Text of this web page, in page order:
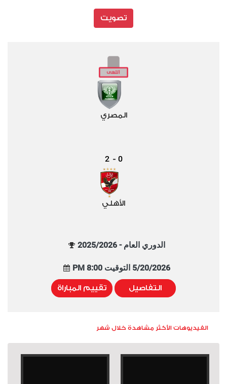
تصويت
المصري
0
-
2
الأهلي
الدوري العام - 2025/2026
5/20/2026 التوقيت 8:00 PM
التفاصيل تقييم المباراة
الفيديوهات الأكثر مشاهدة خلال شهر